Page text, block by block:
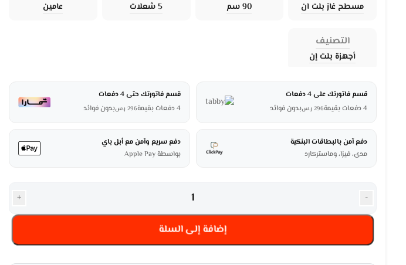
مسطح غاز بلت ان 90 سم 5 شعلات عامين
التصنيف
أجهزة بلت إن
قسم فاتورتك على 4 دفعات
4 دفعات بقيمة
296 ر.سبدون فوائد
قسم فاتورتك حتى 4 دفعات
4 دفعات بقيمة
296 ر.سبدون فوائد
دفع آمن بالبطاقات البنكية
مدى، فيزا، وماستركارد
دفع سريع وآمن مع أبل باي
بواسطة Apple Pay
-
+
إضافة إلى السلة